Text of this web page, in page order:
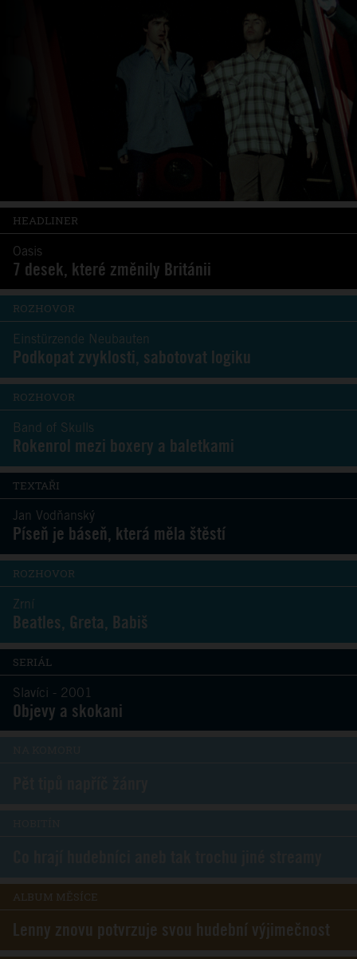
HEADLINER
Oasis
7 desek, které změnily Británii
ROZHOVOR
Einstürzende Neubauten
Podkopat zvyklosti, sabotovat logiku
ROZHOVOR
Band of Skulls
Rokenrol mezi boxery a baletkami
TEXTAŘI
Jan Vodňanský
Píseň je báseň, která měla štěstí
ROZHOVOR
Zrní
Beatles, Greta, Babiš
SERIÁL
Slavíci - 2001
Objevy a skokani
ALBUM MĚSÍCE
Lenny znovu potvrzuje svou hudební výjimečnost